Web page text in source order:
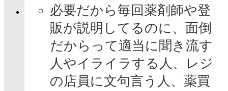
必要だから毎回薬剤師や登
販が説明してるのに、面倒
だからって適当に聞き流す
人やイライラする人、レジ
の店員に文句言う人、薬買